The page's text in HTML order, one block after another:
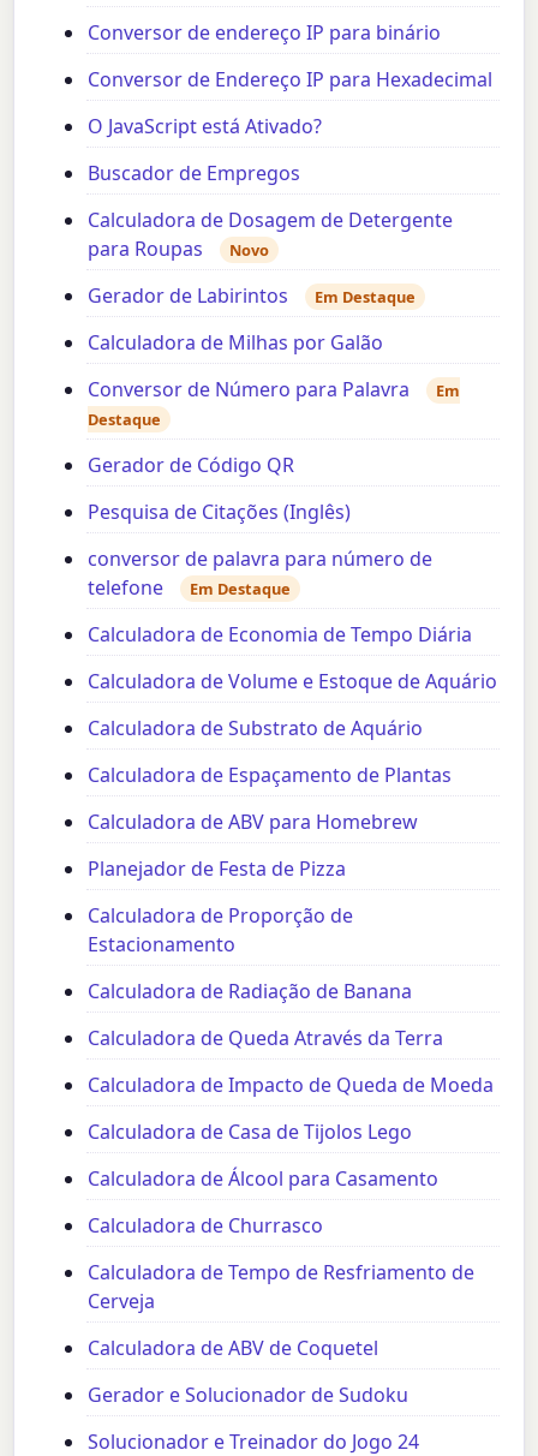
Conversor de endereço IP para binário
Conversor de Endereço IP para Hexadecimal
O JavaScript está Ativado?
Buscador de Empregos
Calculadora de Dosagem de Detergente
para Roupas
Novo
Gerador de Labirintos Em Destaque
Calculadora de Milhas por Galão
Conversor de Número para Palavra
Em
Destaque
Gerador de Código QR
Pesquisa de Citações (Inglês)
conversor de palavra para número de
telefone
Em Destaque
Calculadora de Economia de Tempo Diária
Calculadora de Volume e Estoque de Aquário
Calculadora de Substrato de Aquário
Calculadora de Espaçamento de Plantas
Calculadora de ABV para Homebrew
Planejador de Festa de Pizza
Calculadora de Proporção de
Estacionamento
Calculadora de Radiação de Banana
Calculadora de Queda Através da Terra
Calculadora de Impacto de Queda de Moeda
Calculadora de Casa de Tijolos Lego
Calculadora de Álcool para Casamento
Calculadora de Churrasco
Calculadora de Tempo de Resfriamento de
Cerveja
Calculadora de ABV de Coquetel
Gerador e Solucionador de Sudoku
Solucionador e Treinador do Jogo 24